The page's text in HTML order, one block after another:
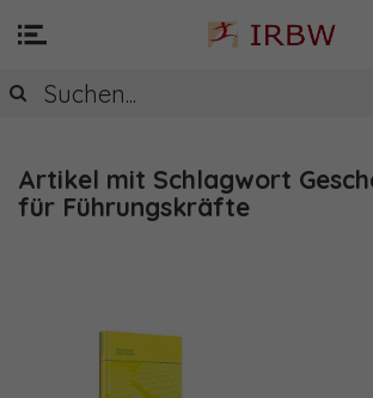
Artikel mit Schlagwort
für Führungskräfte